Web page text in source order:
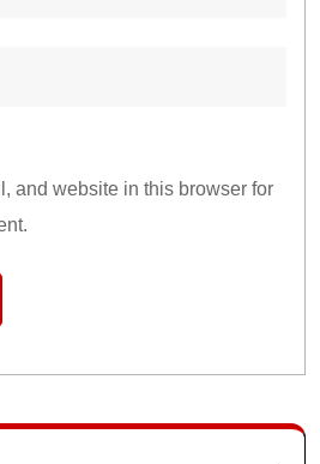
and website in this browser for